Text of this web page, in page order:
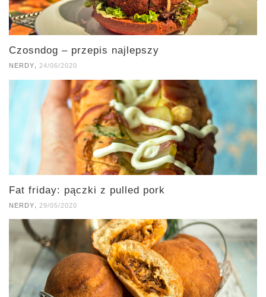
Czosndog – przepis najlepszy
NERDY, 24/06/2020
Fat friday: pączki z pulled pork
NERDY 29/05/2020